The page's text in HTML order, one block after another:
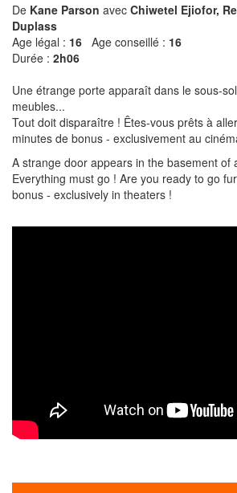
De Kane Parson avec Chiwetel Ejiofor,
Duplass
Age légal : 16 Age conseillé : 16
Durée : 2h06
Une étrange porte apparaît dans le sous-
meubles...
Tout doit disparaître ! Êtes-vous prêts à
minutes de bonus - exclusivement au
A strange door appears in the basement of
Everything must go ! Are you ready to go
bonus - exclusively in theaters !